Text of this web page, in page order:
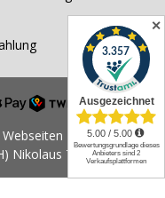
✕
Design &
Nikolaus Tams